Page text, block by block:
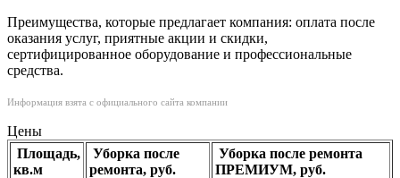
Преимущества, которые предлагает компания: оплата после
оказания услуг, приятные акции и скидки,
сертифицированное оборудование и профессиональные
средства.
Информация взята с официального сайта компании
Цены
Площадь,
кв.м
Уборка после
ремонта, руб.
Уборка после ремонта
ПРЕМИУМ, руб.